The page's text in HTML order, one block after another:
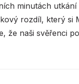
minutách utkání
rozdíl, který si
že naši svěřenci